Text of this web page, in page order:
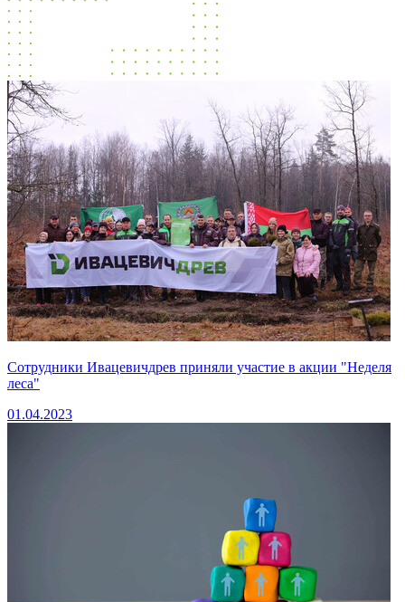
Сотрудники Ивацевичдрев приняли участие в акции "Неделя
леса"
01.04.2023